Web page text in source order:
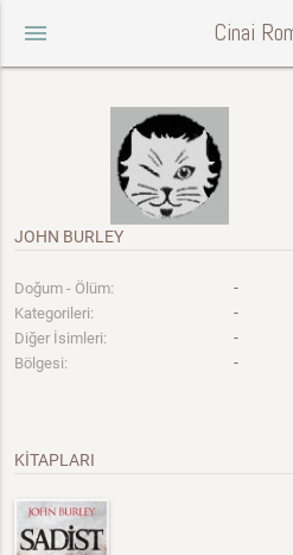
menu Cinai
JOHN BURLEY
Doğum - Ölüm: -
Kategorileri: -
Diğer İsimleri: -
Bölgesi: -
KİTAPLARI